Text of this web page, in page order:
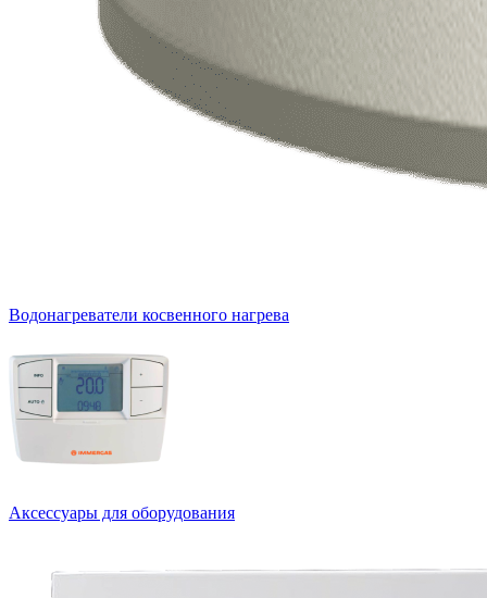
Водонагреватели косвенного нагрева
Аксессуары для оборудования